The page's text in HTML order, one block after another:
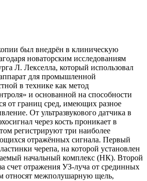
был внедрён в клиническую
новаторским исследованиям
Л. Лекселла, который использовал
для промышленной
в технике как метод
и основанной на способности
от границ сред, имеющих разное
От ультразвукового датчика в
через кость проникает в
регистрируют три наиболее
отражённых сигнала. Первый
черепа, на которой установлен
начальный комплекс (НК). Второй
счет отражения УЗ-луча от срединных
относят межполушарную щель,